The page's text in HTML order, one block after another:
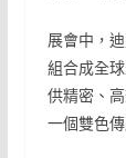
展會中，
組合成全
供精密、
一個雙色